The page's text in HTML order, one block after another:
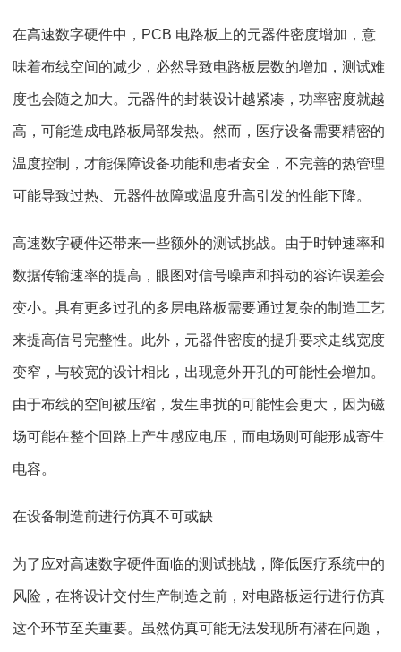
在高速数字硬件中，PCB 电路板上的元器件密度增加，意
味着布线空间的减少，必然导致电路板层数的增加，测试难
度也会随之加大。元器件的封装设计越紧凑，功率密度就越
高，可能造成电路板局部发热。然而，医疗设备需要精密的
温度控制，才能保障设备功能和患者安全，不完善的热管理
可能导致过热、元器件故障或温度升高引发的性能下降。
高速数字硬件还带来一些额外的测试挑战。由于时钟速率和
数据传输速率的提高，眼图对信号噪声和抖动的容许误差会
变小。具有更多过孔的多层电路板需要通过复杂的制造工艺
来提高信号完整性。此外，元器件密度的提升要求走线宽度
变窄，与较宽的设计相比，出现意外开孔的可能性会增加。
由于布线的空间被压缩，发生串扰的可能性会更大，因为磁
场可能在整个回路上产生感应电压，而电场则可能形成寄生
电容。
在设备制造前进行仿真不可或缺
为了应对高速数字硬件面临的测试挑战，降低医疗系统中的
风险，在将设计交付生产制造之前，对电路板运行进行仿真
这个环节至关重要。虽然仿真可能无法发现所有潜在问题，